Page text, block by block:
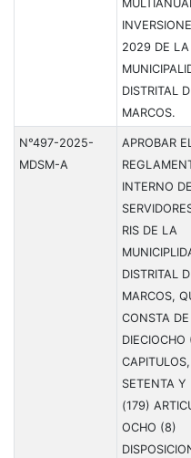
2029 DE LA
DISTRITAL
MARCOS.
N°497-2025-
MDSM-A
APROBAR
INTERNO
RIS DE LA
DISTRITAL
MARCOS,
CONSTA DE
DIECIOCHO
SETENTA Y
(179)
OCHO (8)